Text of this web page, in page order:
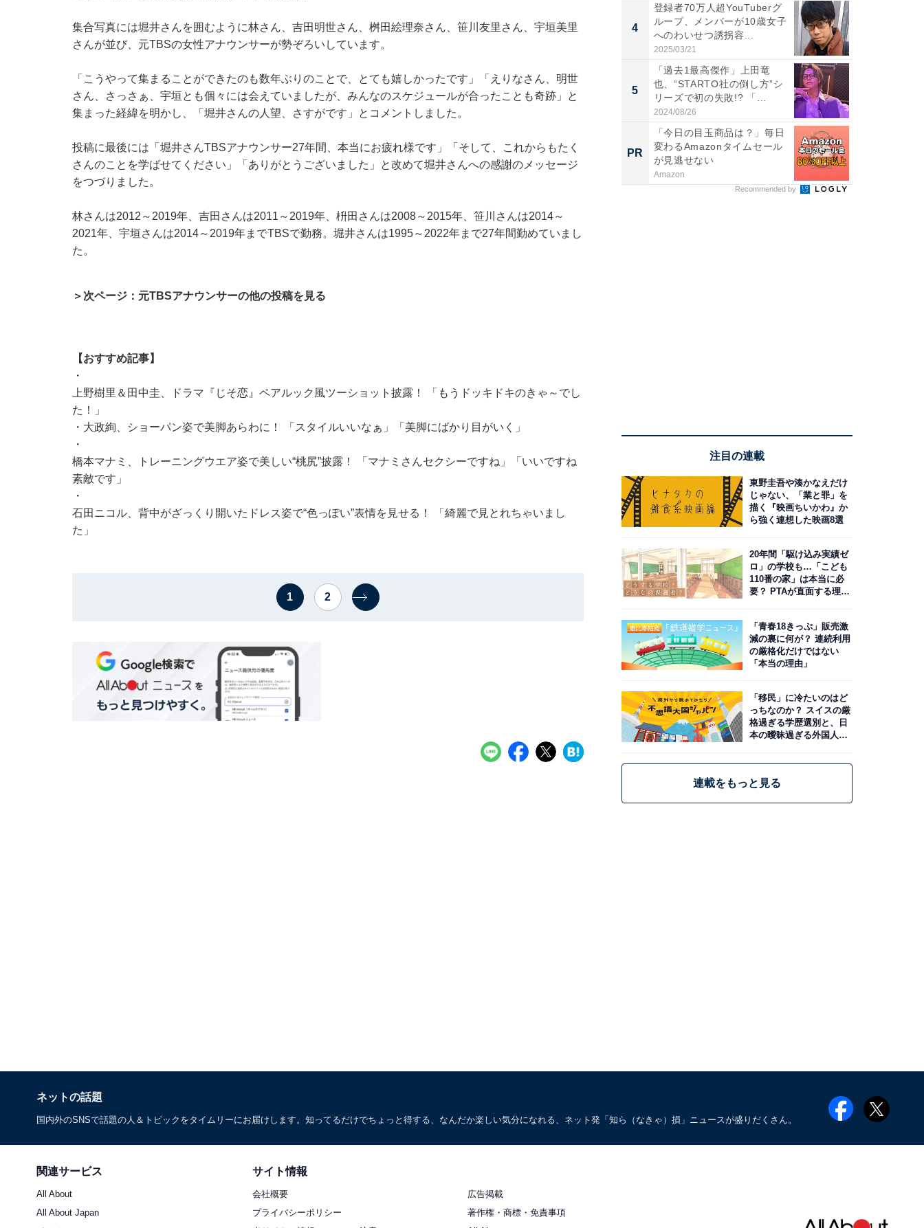
集合写真には堀井さんを囲むように林さん、吉田明世さん、桝田絵理奈さん、笹川友里さん、宇垣美里
さんが並び、元TBSの女性アナウンサーが勢ぞろいしています。
「こうやって集まることができたのも数年ぶりのことで、とても嬉しかったです」「えりなさん、明世
さん、さっさぁ、宇垣とも個々には会えていましたが、みんなのスケジュールが合ったことも奇跡」と
集まった経緯を明かし、「堀井さんの人望、さすがです」とコメントしました。
投稿に最後には「堀井さんTBSアナウンサー27年間、本当にお疲れ様です」「そして、これからもたく
さんのことを学ばせてください」「ありがとうございました」と改めて堀井さんへの感謝のメッセージ
をつづりました。
林さんは2012～2019年、吉田さんは2011～2019年、枡田さんは2008～2015年、笹川さんは2014～
2021年、宇垣さんは2014～2019年までTBSで勤務。堀井さんは1995～2022年まで27年間勤めていまし
た。
＞次ページ：元TBSアナウンサーの他の投稿を見る
【おすすめ記事】
・
上野樹里＆田中圭、ドラマ『じそ恋』ペアルック風ツーショット披露！ 「もうドッキドキのきゃ～でし
た！」
・ 大政絢、ショーパン姿で美脚あらわに！ 「スタイルいいなぁ」「美脚にばかり目がいく」
・
橋本マナミ、トレーニングウエア姿で美しい“桃尻”披露！ 「マナミさんセクシーですね」「いいですね
素敵です」
・
石田ニコル、背中がざっくり開いたドレス姿で“色っぽい”表情を見せる！ 「綺麗で見とれちゃいまし
た」
1 2
4
登録者70万人超YouTuberグ
ループ、メンバーが10歳女子
へのわいせつ誘拐容...
2025/03/21
5
「過去1最高傑作」上田竜
也、“STARTO社の倒し方”シ
リーズで初の失敗!? 「...
2024/08/26
PR
「今日の目玉商品は？」毎日
変わるAmazonタイムセール
が見逃せない
Amazon
Recommended by
注目の連載
東野圭吾や湊かなえだけ
じゃない、「業と罪」を
描く『映画ちいかわ』か
ら強く連想した映画8選
20年間「駆け込み実績ゼ
ロ」の学校も…「こども
110番の家」は本当に必
要？ PTAが直面する理想
「青春18きっぷ」販売激
減の裏に何が？ 連続利用
の厳格化だけではない
「本当の理由」
「移民」に冷たいのはど
っちなのか？ スイスの厳
格過ぎる学歴選別と、日
本の曖昧過ぎる外国人政
連載をもっと見る
ネットの話題
国内外のSNSで話題の人＆トピックをタイムリーにお届けします。知ってるだけでちょっと得する、なんだか楽しい気分になれる、ネット発「知ら（なきゃ）損」ニュースが盛りだくさん。
関連サービス
All About
All About Japan
サイト情報
会社概要
広告掲載
プライバシーポリシー
著作権・商標・免責事項